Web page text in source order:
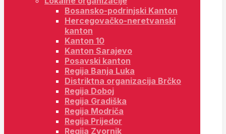
Bosansko-podrinjski Kanton
Hercegovačko-neretvanski
kanton
Kanton 10
Kanton Sarajevo
Posavski kanton
Regija Banja Luka
Distriktna organizacija Brčko
Regija Doboj
Regija Gradiška
Regija Modriča
Regija Prijedor
Regija Zvornik